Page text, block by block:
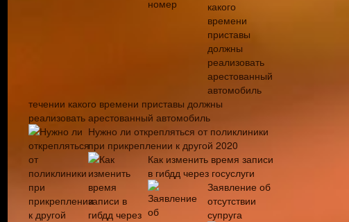
течении какого времени приставы должны
реализовать арестованный автомобиль
Нужно ли открепляться от поликлиники
при прикреплении к другой 2020
Как изменить время записи
в гибдд через госуслуги
Заявление об
отсутствии
супруга